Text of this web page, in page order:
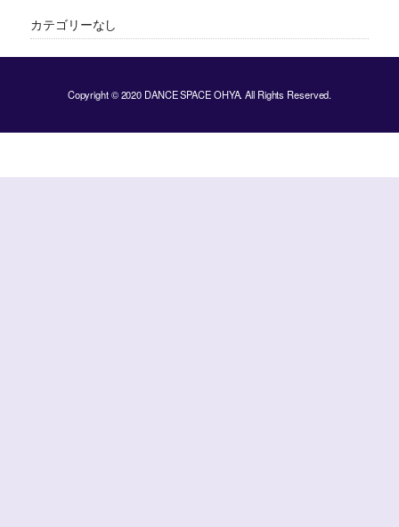
カテゴリーなし
Copyright © 2020 DANCE SPACE OHYA. All Rights Reserved.